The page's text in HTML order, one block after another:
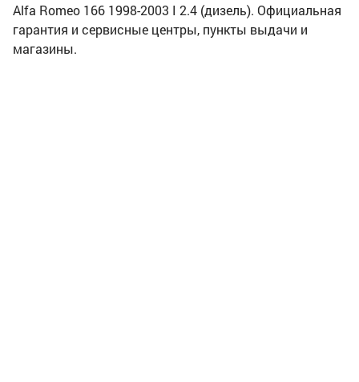
Alfa Romeo 166 1998-2003 I 2.4 (дизель). Официальная
гарантия и сервисные центры, пункты выдачи и
магазины.